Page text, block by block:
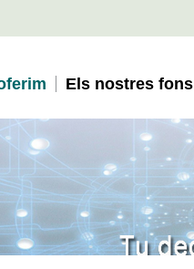
Els nostres fons